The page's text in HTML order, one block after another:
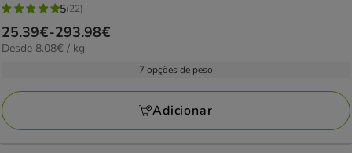
5
estrelas
com
avaliações
5(22)
Preço
de
293.98€
25.39€-293.98€
8.08€
Desde 8.08€ / kg
7 opções de peso
Adicionar